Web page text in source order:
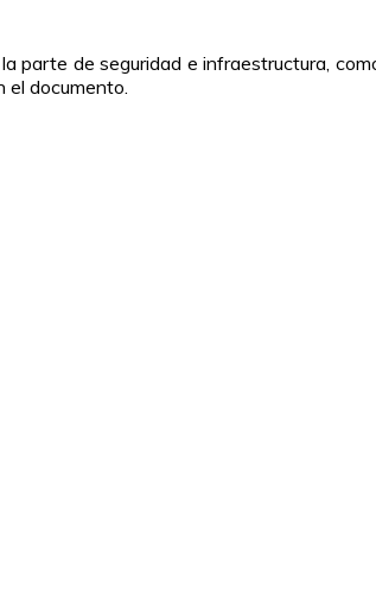
parte de seguridad e infraestructura,
el documento.